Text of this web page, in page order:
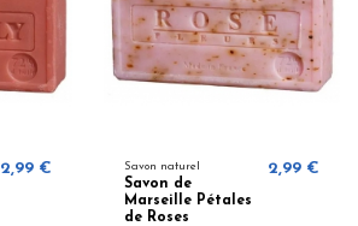
2,99 € Savon naturel
Savon de
Marseille Pétales
de Roses
2,99 €